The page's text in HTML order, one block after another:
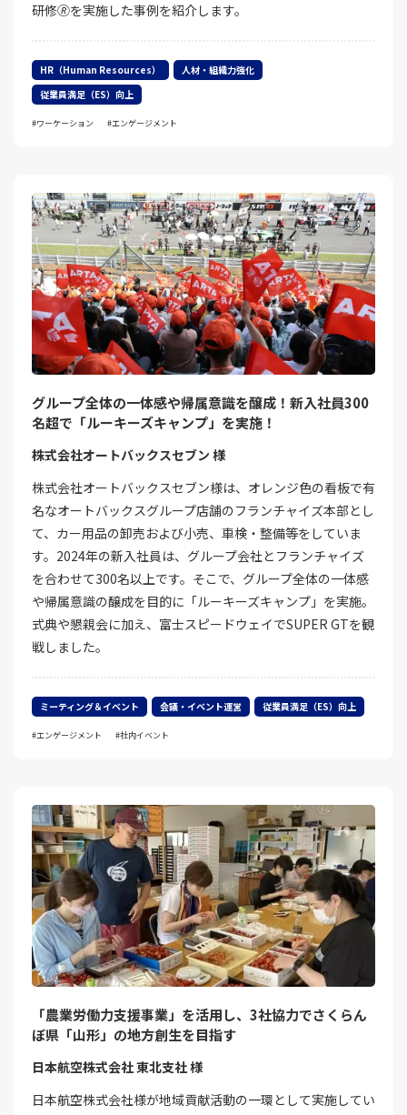
研修🄬を実施した事例を紹介します。
HR（Human Resources）
人材・組織力強化
従業員満足（ES）向上
ワーケーション エンゲージメント
グループ全体の一体感や帰属意識を醸成！新入社員300
名超で「ルーキーズキャンプ」を実施！
株式会社オートバックスセブン 様
株式会社オートバックスセブン様は、オレンジ色の看板で有
名なオートバックスグループ店舗のフランチャイズ本部とし
て、カー用品の卸売および小売、車検・整備等をしていま
す。2024年の新入社員は、グループ会社とフランチャイズ
を合わせて300名以上です。そこで、グループ全体の一体感
や帰属意識の醸成を目的に「ルーキーズキャンプ」を実施。
式典や懇親会に加え、富士スピードウェイでSUPER GTを観
戦しました。
ミーティング＆イベント 会議・イベント運営 従業員満足（ES）向上
エンゲージメント 社内イベント
「農業労働力支援事業」を活用し、3社協力でさくらん
ぼ県「山形」の地方創生を目指す
日本航空株式会社 東北支社 様
日本航空株式会社様が地域貢献活動の一環として実施してい